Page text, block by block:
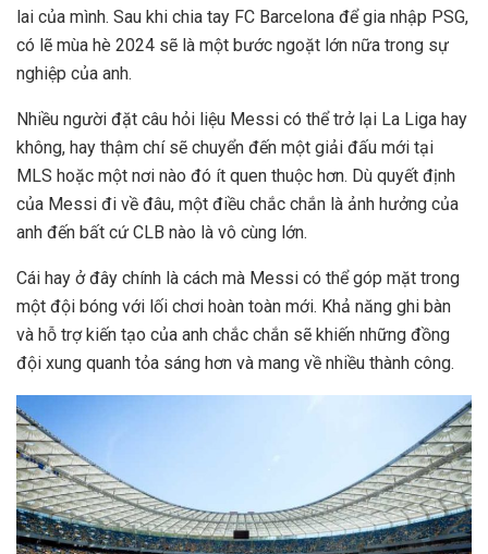
lai của mình. Sau khi chia tay FC Barcelona để gia nhập PSG,
có lẽ mùa hè 2024 sẽ là một bước ngoặt lớn nữa trong sự
nghiệp của anh.
Nhiều người đặt câu hỏi liệu Messi có thể trở lại La Liga hay
không, hay thậm chí sẽ chuyển đến một giải đấu mới tại
MLS hoặc một nơi nào đó ít quen thuộc hơn. Dù quyết định
của Messi đi về đâu, một điều chắc chắn là ảnh hưởng của
anh đến bất cứ CLB nào là vô cùng lớn.
Cái hay ở đây chính là cách mà Messi có thể góp mặt trong
một đội bóng với lối chơi hoàn toàn mới. Khả năng ghi bàn
và hỗ trợ kiến tạo của anh chắc chắn sẽ khiến những đồng
đội xung quanh tỏa sáng hơn và mang về nhiều thành công.